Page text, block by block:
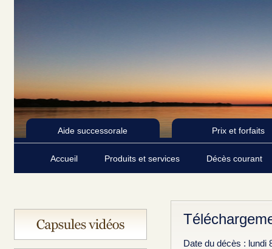
Aide successorale Prix et forfaits
Accueil Produits et services Décès courant
Date du décès : lundi